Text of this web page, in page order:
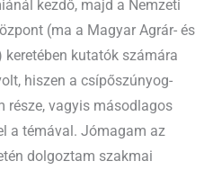
kezdő, majd a Nemzeti
(ma a Magyar Agrár- és
keretében kutatók számára
hiszen a csípőszúnyog-
része, vagyis másodlagos
a témával. Jómagam az
dolgoztam szakmai